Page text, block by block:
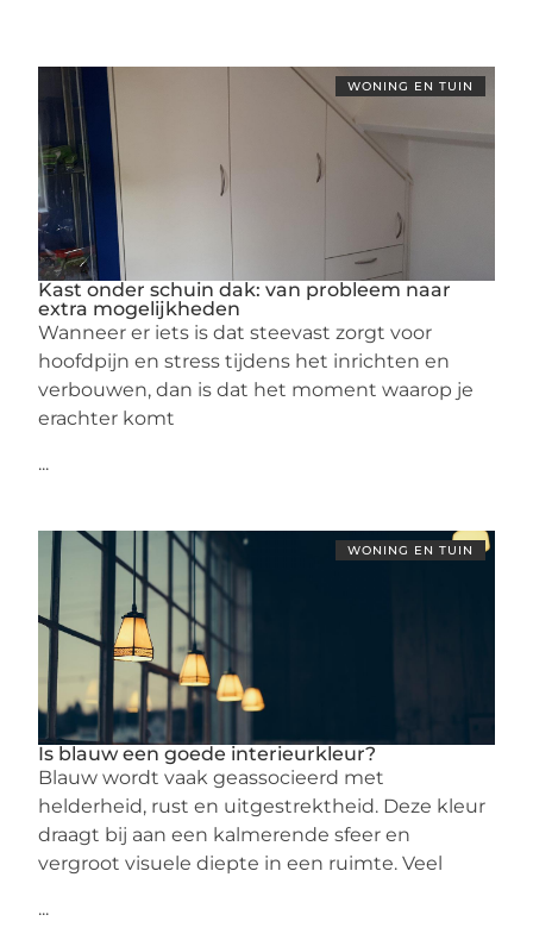
WONING EN TUIN
Kast onder schuin dak: van probleem naar
extra mogelijkheden
Wanneer er iets is dat steevast zorgt voor
hoofdpijn en stress tijdens het inrichten en
verbouwen, dan is dat het moment waarop je
erachter komt
...
WONING EN TUIN
Is blauw een goede interieurkleur?
Blauw wordt vaak geassocieerd met
helderheid, rust en uitgestrektheid. Deze kleur
draagt bij aan een kalmerende sfeer en
vergroot visuele diepte in een ruimte. Veel
...